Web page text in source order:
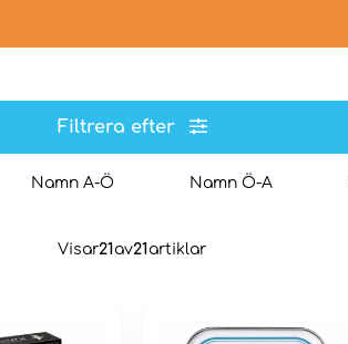
Filtrera efter
Namn A-Ö Namn Ö-A
Visar21 av21 artiklar